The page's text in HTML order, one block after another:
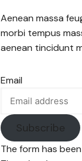
Aenean massa
morbi tempus
aenean tincidunt
Email
Subscribe
The form has